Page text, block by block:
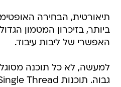
תיאורטית, הבחירה
ביותר, בזיכרון המטמון
האפשרי של ליבות עיבוד.
למעשה, לא כל תוכנה